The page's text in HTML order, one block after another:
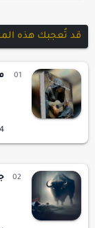
قد تُعجبك هذه